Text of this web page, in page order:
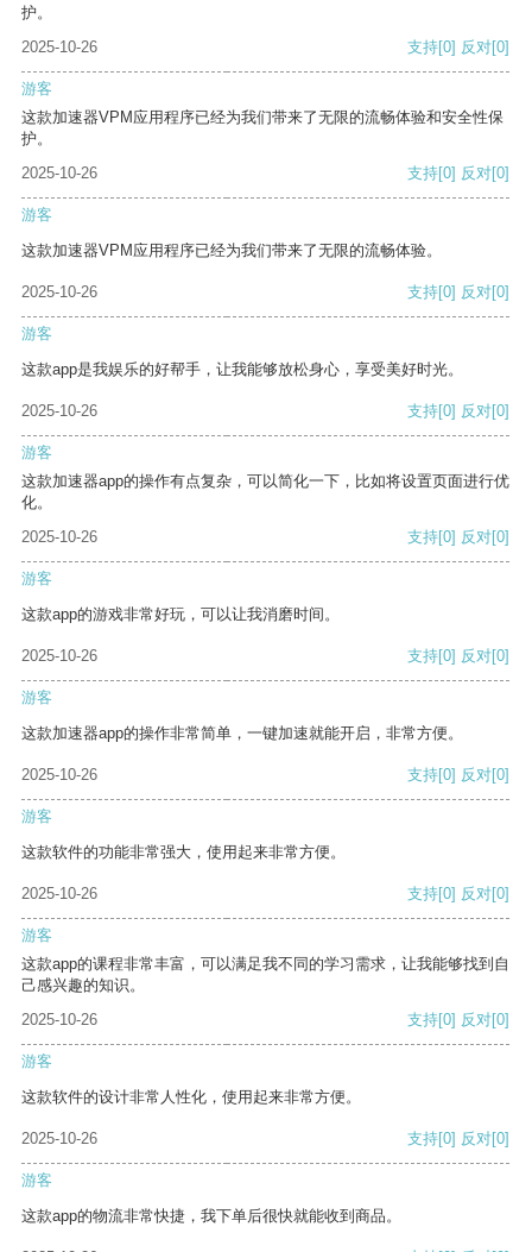
护。
2025-10-26
支持[0] 反对[0]
游客
这款加速器VPM应用程序已经为我们带来了无限的流畅体验和安全性保
护。
2025-10-26
支持[0] 反对[0]
游客
这款加速器VPM应用程序已经为我们带来了无限的流畅体验。
2025-10-26 支持[0] 反对[0]
游客
这款app是我娱乐的好帮手，让我能够放松身心，享受美好时光。
2025-10-26 支持[0] 反对[0]
游客
这款加速器app的操作有点复杂，可以简化一下，比如将设置页面进行优
化。
2025-10-26
支持[0] 反对[0]
游客
这款app的游戏非常好玩，可以让我消磨时间。
2025-10-26 支持[0] 反对[0]
游客
这款加速器app的操作非常简单，一键加速就能开启，非常方便。
2025-10-26 支持[0] 反对[0]
游客
这款软件的功能非常强大，使用起来非常方便。
2025-10-26 支持[0] 反对[0]
游客
这款app的课程非常丰富，可以满足我不同的学习需求，让我能够找到自
己感兴趣的知识。
2025-10-26
支持[0] 反对[0]
游客
这款软件的设计非常人性化，使用起来非常方便。
2025-10-26 支持[0] 反对[0]
游客
这款app的物流非常快捷，我下单后很快就能收到商品。